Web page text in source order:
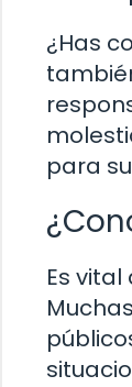
¿Has
para
Es